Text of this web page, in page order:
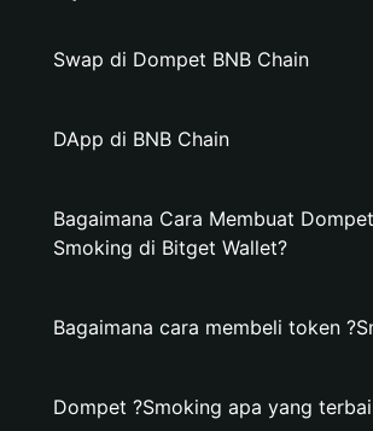
Swap di Dompet BNB Chain
DApp di BNB Chain
Bagaimana Cara Membuat
Smoking di Bitget Wallet?
Bagaimana cara membeli token
Dompet ?Smoking apa yang